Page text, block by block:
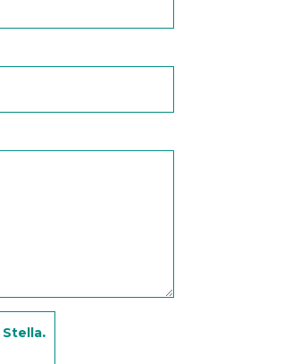
Stella.